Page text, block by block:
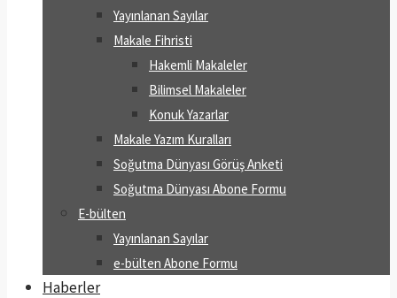
Yayınlanan Sayılar
Makale Fihristi
Hakemli Makaleler
Bilimsel Makaleler
Konuk Yazarlar
Makale Yazım Kuralları
Soğutma Dünyası Görüş Anketi
Soğutma Dünyası Abone Formu
E-bülten
Yayınlanan Sayılar
e-bülten Abone Formu
Haberler